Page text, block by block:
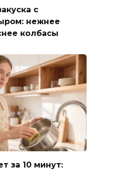
с
нежнее
колбасы
за 10 минут: